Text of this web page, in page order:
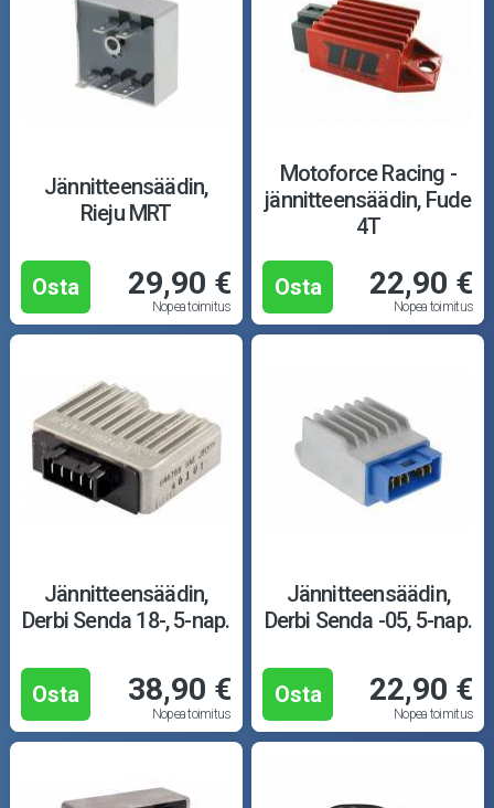
Jännitteensäädin,
Rieju MRT
Osta 29,90 €
Nopea toimitus
Motoforce Racing -
jännitteensäädin, Fude
4T
Osta 22,90 €
Nopea toimitus
Jännitteensäädin,
Derbi Senda 18-, 5-nap.
Osta 38,90 €
Nopea toimitus
Jännitteensäädin,
Derbi Senda -05, 5-nap.
Osta 22,90 €
Nopea toimitus